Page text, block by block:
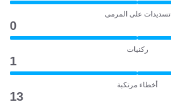
تسديدات على المرمى
0
ركنيات
1
أخطاء مرتكبة
13